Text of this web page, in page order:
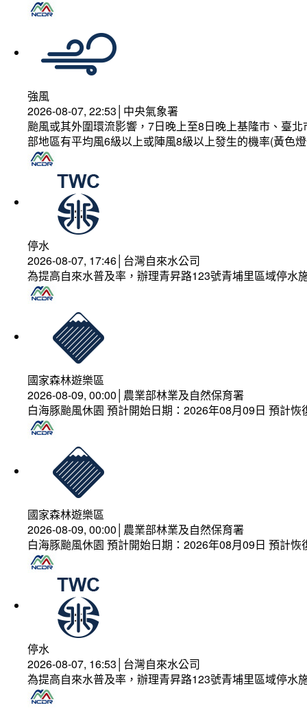
強風
2026-08-07, 22:53│中央氣象署
颱風或其外圍環流影響，7日晚上至8日晚上基隆市、臺
部地區有平均風6級以上或陣風8級以上發生的機率(黃色
停水
2026-08-07, 17:46│台灣自來水公司
為提高自來水普及率，辦理青昇路123號青埔里區域停水
國家森林遊樂區
2026-08-09, 00:00│農業部林業及自然保育署
白海豚颱風休園 預計開始日期：2026年08月09日 預計
國家森林遊樂區
2026-08-09, 00:00│農業部林業及自然保育署
白海豚颱風休園 預計開始日期：2026年08月09日 預計
停水
2026-08-07, 16:53│台灣自來水公司
為提高自來水普及率，辦理青昇路123號青埔里區域停水